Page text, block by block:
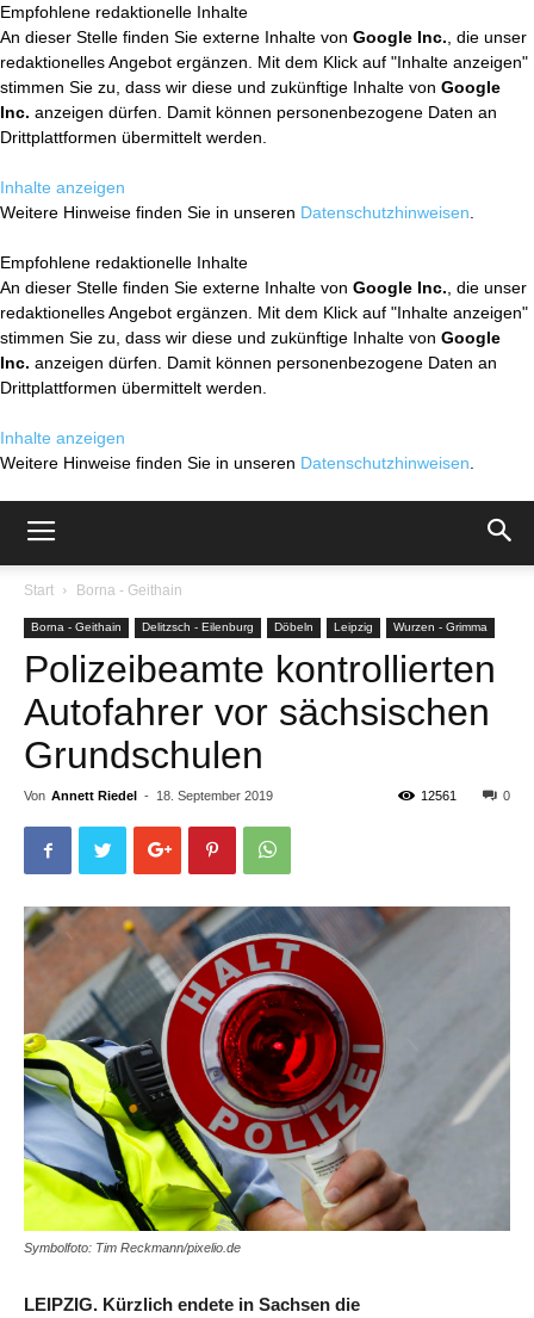
Empfohlene redaktionelle Inhalte
An dieser Stelle finden Sie externe Inhalte von Google Inc. , die unser
redaktionelles Angebot ergänzen. Mit dem Klick auf "Inhalte anzeigen"
stimmen Sie zu, dass wir diese und zukünftige Inhalte von Google
Inc. anzeigen dürfen. Damit können personenbezogene Daten an
Drittplattformen übermittelt werden.
Inhalte anzeigen
Weitere Hinweise finden Sie in unseren Datenschutzhinweisen
Empfohlene redaktionelle Inhalte
An dieser Stelle finden Sie externe Inhalte von Google Inc. , die unser
redaktionelles Angebot ergänzen. Mit dem Klick auf "Inhalte anzeigen"
stimmen Sie zu, dass wir diese und zukünftige Inhalte von Google
Inc. anzeigen dürfen. Damit können personenbezogene Daten an
Drittplattformen übermittelt werden.
Inhalte anzeigen
Weitere Hinweise finden Sie in unseren Datenschutzhinweisen
Start Borna - Geithain
Borna - Geithain Delitzsch - Eilenburg Döbeln Leipzig Wurzen - Grimma
Polizeibeamte kontrollierten
Autofahrer vor sächsischen
Grundschulen
Von Annett Riedel - 18. September 2019 0
12561
Symbolfoto: Tim Reckmann/pixelio.de
LEIPZIG. Kürzlich endete in Sachsen die